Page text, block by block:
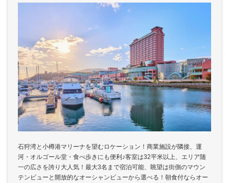
石狩湾と小樽港マリーナを望むロケーション！商業施設が隣接、運
河・オルゴール堂・食べ歩きにも便利♪客室は32平米以上、エリア随
一の広さを誇り大人気！最大3名まで宿泊可能、眺望は街側のマウン
テンビューと開放的なオーシャンビューから選べる！朝食付ならオー